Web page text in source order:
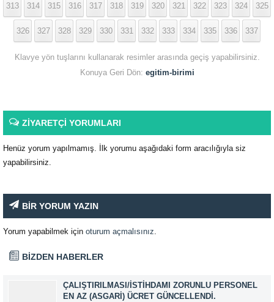
313 314 315 316 317 318 319 320 321 322 323 324 325
326 327 328 329 330 331 332 333 334 335 336 337
Klavye yön tuşlarını kullanarak resimler arasında geçiş yapabilirsiniz.
Konuya Geri Dön: egitim-birimi
ZİYARETÇİ YORUMLARI
Henüz yorum yapılmamış. İlk yorumu aşağıdaki form aracılığıyla siz
yapabilirsiniz.
BİR YORUM YAZIN
Yorum yapabilmek için oturum açmalısınız
BİZDEN HABERLER
ÇALIŞTIRILMASI/İSTIHDAMI ZORUNLU PERSONEL
EN AZ (ASGARI) ÜCRET GÜNCELLENDI.